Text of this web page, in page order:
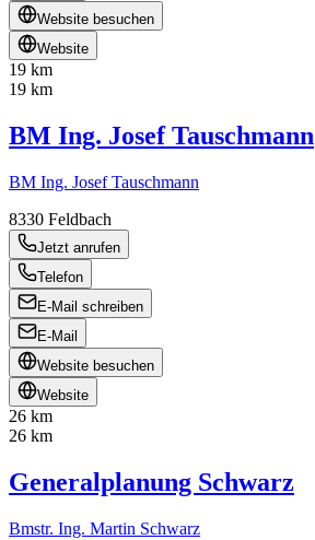
Website besuchen
Website
19 km
19 km
BM Ing. Josef Tauschmann
BM Ing. Josef Tauschmann
8330 Feldbach
Jetzt anrufen
Telefon
E-Mail schreiben
E-Mail
Website besuchen
Website
26 km
26 km
Generalplanung Schwarz
Bmstr. Ing. Martin Schwarz